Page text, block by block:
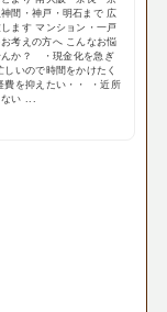
間・神戸・明石まで 広
ます マンション・一戸
考えの方へ こんなお悩
んか？ ・現金化を急ぎ
いので時間をかけたく
費を抑えたい・・ ・近所
ない ...